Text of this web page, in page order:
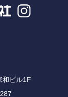
和ビル1F